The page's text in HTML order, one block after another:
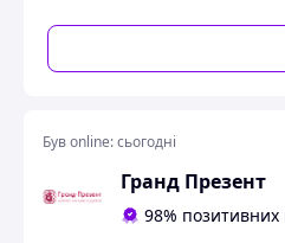
Був online:сьогодні
Гранд Презент
98% позитивних